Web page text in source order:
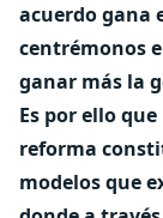
acuerdo gana
centrémonos
ganar más la
Es por ello
reforma
modelos que